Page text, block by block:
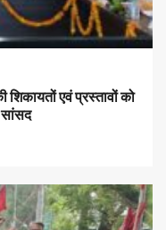
एवं प्रस्तावों को
सांसद